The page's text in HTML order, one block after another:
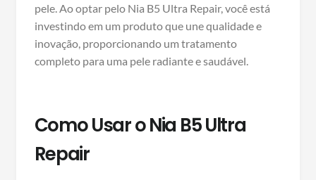
pele. Ao optar pelo Nia B5 Ultra Repair, você está
investindo em um produto que une qualidade e
inovação, proporcionando um tratamento
completo para uma pele radiante e saudável.
Como Usar o Nia B5 Ultra
Repair